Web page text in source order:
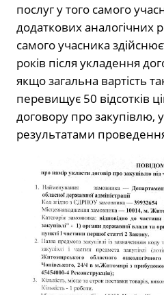
послуг у того самого
додаткових аналогічних
самого учасника
років після укладення
якщо загальна вартість
перевищує 50 відсотків
договору про закупівлю,
результатами